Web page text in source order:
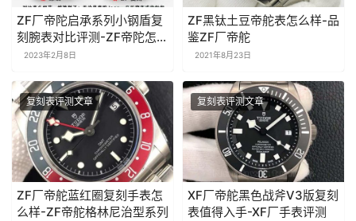
ZF厂帝陀启承系列小钢盾复
刻腕表对比评测-ZF帝陀怎么
样2023年2月8日
ZF黑钛土豆帝舵表怎么样-品
鉴ZF厂帝舵
2021年8月23日
复刻表评测文章
ZF厂帝舵蓝红圈复刻手表怎
么样-ZF帝舵格林尼治型系列
复刻表评测文章
XF厂帝舵黑色战斧V3版复刻
表值得入手-XF厂手表评测